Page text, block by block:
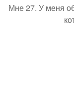
Мне 27. У меня